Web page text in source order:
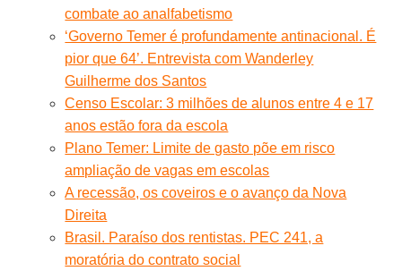
combate ao analfabetismo
‘Governo Temer é profundamente antinacional. É
pior que 64’. Entrevista com Wanderley
Guilherme dos Santos
Censo Escolar: 3 milhões de alunos entre 4 e 17
anos estão fora da escola
Plano Temer: Limite de gasto põe em risco
ampliação de vagas em escolas
A recessão, os coveiros e o avanço da Nova
Direita
Brasil. Paraíso dos rentistas. PEC 241, a
moratória do contrato social